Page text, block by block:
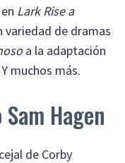
Lark Rise a
variedad de dramas
a la adaptación
Y muchos más.
Hagen
de Corby